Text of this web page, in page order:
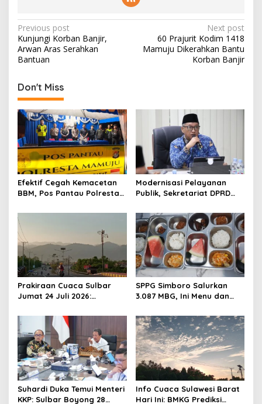
P
o
s
t
n
a
v
i
g
a
t
i
o
n
Previous post
Kunjungi Korban Banjir,
Arwan Aras Serahkan
Bantuan
Next post
60 Prajurit Kodim 1418
Mamuju Dikerahkan Bantu
Korban Banjir
Don't Miss
Efektif Cegah Kemacetan
BBM, Pos Pantau Polresta
SPBU Kali Mamuju
Modernisasi Pelayanan
Publik, Sekretariat DPRD
Luncurkan Aplikasi SIPAKDE
Prakiraan Cuaca Sulbar
Jumat 24 Juli 2026:
Daerah Pesisir Cerah
SPPG Simboro Salurkan
3.087 MBG, Ini Menu dan
Suhardi Duka Temui Menteri
KKP: Sulbar Boyong 28
Info Cuaca Sulawesi Barat
Hari Ini: BMKG Prediksi